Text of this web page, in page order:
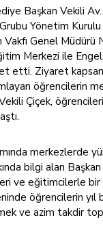
Başkan Vekili
Yönetim Kurulu
Vakfı Genel
Merkezi ile
etti. Ziyaret
öğrencilerin
Çiçek,
merkezlerde
bilgi alan
ve eğitimcilerle bir
öğrencilerin yıl
ve azim takdir